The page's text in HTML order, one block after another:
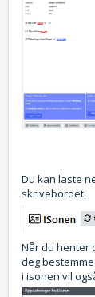
Du kan laste
skrivebordet.
Når du henter
deg
i isonen vil